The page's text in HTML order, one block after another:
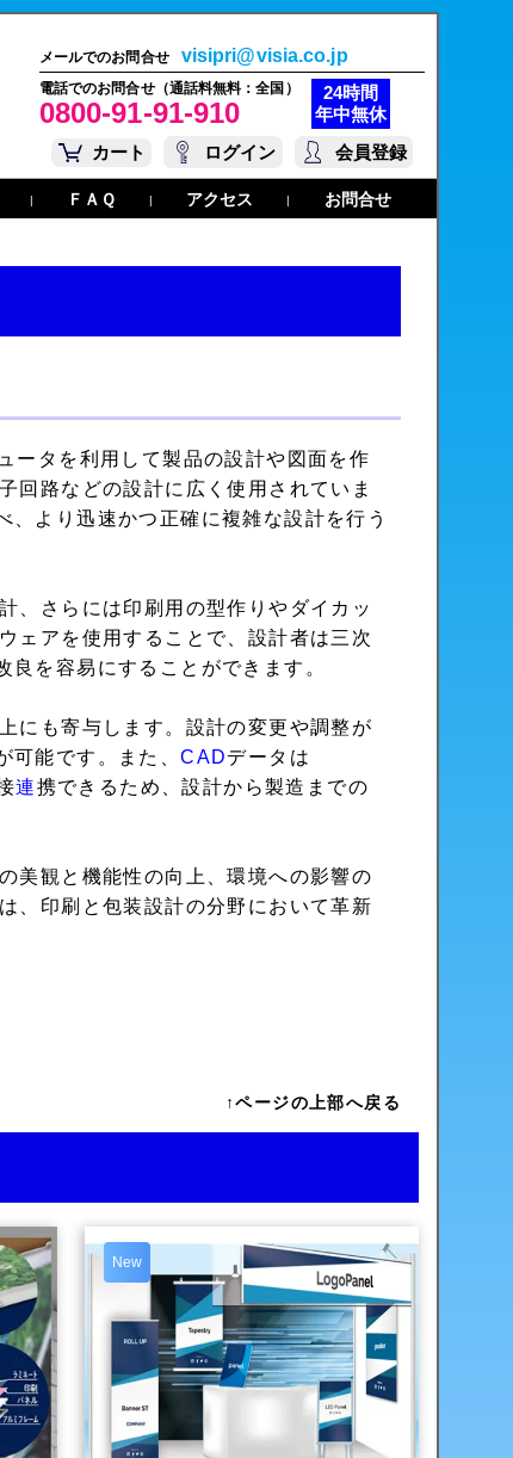
メールでのお問合せ visipri@visia.co.jp
電話でのお問合せ（通話料無料：全国）
0800-91-91-910
24時間
年中無休
カート
ログイン 会員登録
| ＦＡＱ | アクセス | お問合せ
タを利用して製品の設計や図面を作
回路などの設計に広く使用されていま
より迅速かつ正確に複雑な設計を行う
、さらには印刷用の型作りやダイカッ
ェアを使用することで、設計者は三次
良を容易にすることができます。
にも寄与します。設計の変更や調整が
可能です。また、CADデータは
連携できるため、設計から製造までの
美観と機能性の向上、環境への影響の
、印刷と包装設計の分野において革新
↑ページの上部へ戻る
New